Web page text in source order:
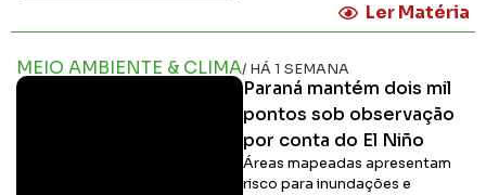
Ler Matéria
MEIO AMBIENTE & CLIMA/ HÁ 1 SEMANA
Paraná mantém dois mil
pontos sob observação
por conta do El Niño
Áreas mapeadas apresentam
risco para inundações e